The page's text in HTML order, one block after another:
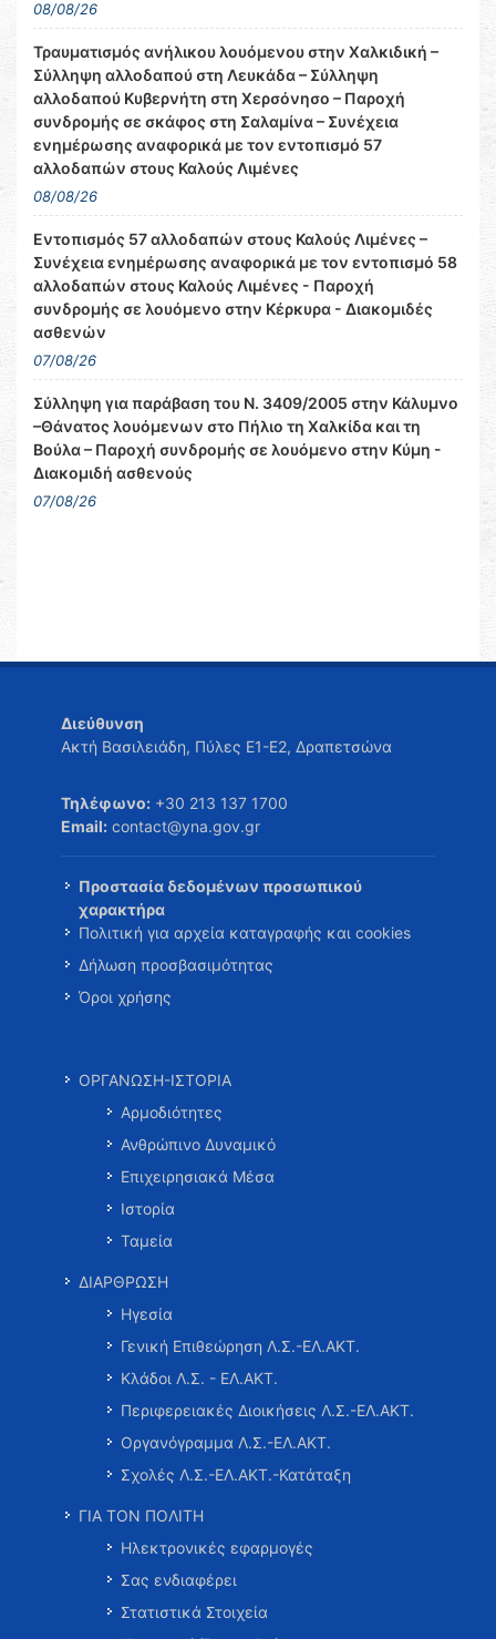
08/08/26
Τραυματισμός ανήλικου λουόμενου στην Χαλκιδική –
Σύλληψη αλλοδαπού στη Λευκάδα – Σύλληψη
αλλοδαπού Κυβερνήτη στη Χερσόνησο – Παροχή
συνδρομής σε σκάφος στη Σαλαμίνα – Συνέχεια
ενημέρωσης αναφορικά με τον εντοπισμό 57
αλλοδαπών στους Καλούς Λιμένες
08/08/26
Εντοπισμός 57 αλλοδαπών στους Καλούς Λιμένες –
Συνέχεια ενημέρωσης αναφορικά με τον εντοπισμό 58
αλλοδαπών στους Καλούς Λιμένες - Παροχή
συνδρομής σε λουόμενο στην Κέρκυρα - Διακομιδές
ασθενών
07/08/26
Σύλληψη για παράβαση του Ν. 3409/2005 στην Κάλυμνο
–Θάνατος λουόμενων στο Πήλιο τη Χαλκίδα και τη
Βούλα – Παροχή συνδρομής σε λουόμενο στην Κύμη -
Διακομιδή ασθενούς
07/08/26
Διεύθυνση
Ακτή Βασιλειάδη, Πύλες Ε1-Ε2, Δραπετσώνα
Τηλέφωνο: +30 213 137 1700
Email: contact@yna.gov.gr
Προστασία δεδομένων προσωπικού
χαρακτήρα
Πολιτική για αρχεία καταγραφής και cookies
Δήλωση προσβασιμότητας
Όροι χρήσης
ΟΡΓΑΝΩΣΗ-ΙΣΤΟΡΙΑ
Αρμοδιότητες
Ανθρώπινο Δυναμικό
Επιχειρησιακά Μέσα
Ιστορία
Ταμεία
ΔΙΑΡΘΡΩΣΗ
Ηγεσία
Γενική Επιθεώρηση Λ.Σ.-ΕΛ.ΑΚΤ.
Κλάδοι Λ.Σ. - ΕΛ.ΑΚΤ.
Περιφερειακές Διοικήσεις Λ.Σ.-ΕΛ.ΑΚΤ.
Οργανόγραμμα Λ.Σ.-ΕΛ.ΑΚΤ.
Σχολές Λ.Σ.-ΕΛ.ΑΚΤ.-Κατάταξη
ΓΙΑ ΤΟΝ ΠΟΛΙΤΗ
Ηλεκτρονικές εφαρμογές
Σας ενδιαφέρει
Στατιστικά Στοιχεία